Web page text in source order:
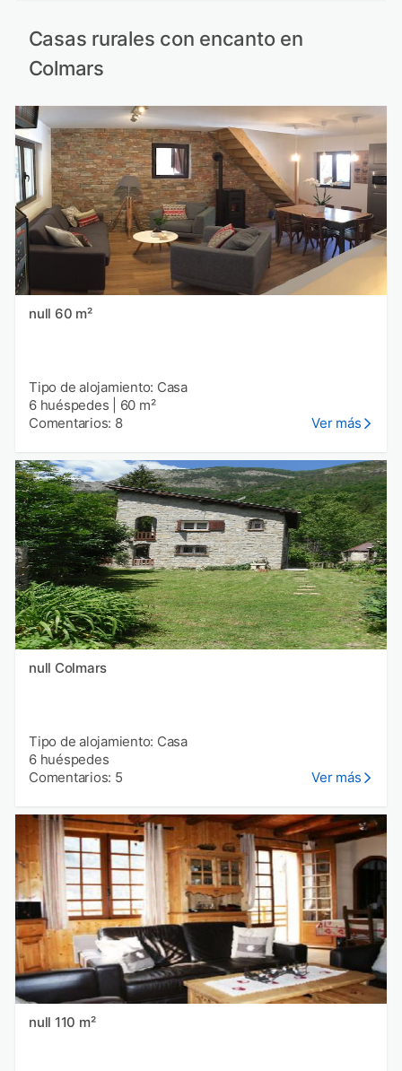
Casas rurales con encanto en
Colmars
null 60 m²
Tipo de alojamiento: Casa
6 huéspedes
60 m²
Comentarios: 8
Ver más
null Colmars
Tipo de alojamiento: Casa
6 huéspedes
Comentarios: 5
Ver más
null 110 m²